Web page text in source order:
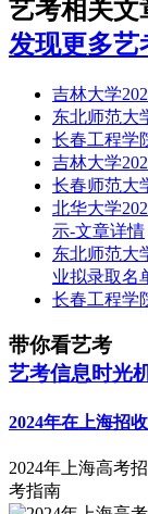
艺考相关文
发现更多艺
吉林大学
东北师范大
长春工程学
吉林大学
长春师范大
北华大学
示-文章详情
东北师范大
业拟录取名
长春工程学
带你看艺考
艺考信息时光
2024年在上海招
2024年上海高考
考指南